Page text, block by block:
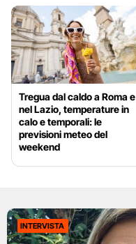
Tregua dal caldo a Roma e
nel Lazio, temperature in
calo e temporali: le
previsioni meteo del
weekend
INTERVISTA